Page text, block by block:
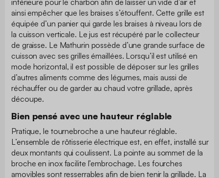
ainsi empêcher que les braises s’étouffent. Cette grille est
équipée d’un panier qui garde les braises à niveau lors de
la cuisson verticale. Le jus est récupéré par le collecteur
de graisse. Le Mathurin possède d’une grande surface de
cuisson avec ses grilles émaillées. Lorsqu’il est utilisé en
mode horizontal, il est possible de déposer sur les grilles
d’autres aliments comme des légumes, mais aussi de
réchauffer ou de garder au chaud votre grillade, après
découpe.
Bien pensé avec une hauteur réglable
Pratique, le tournebroche a une hauteur réglable.
L’ensemble de rôtisserie électrique est, en effet, installé sur
deux montants qui coulissent. La pointe au sommet de la
broche en inox facilite l’embrochage. Les fourches
amovibles sont resserrables afin de bien tenir la grillade. La